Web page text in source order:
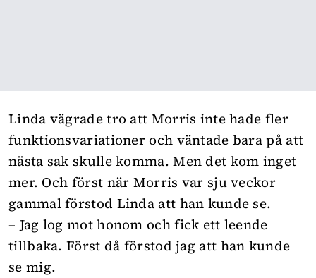
Linda vägrade tro att Morris inte hade fler
funktionsvariationer och väntade bara på att
nästa sak skulle komma. Men det kom inget
mer. Och först när Morris var sju veckor
gammal förstod Linda att han kunde se.
– Jag log mot honom och fick ett leende
tillbaka. Först då förstod jag att han kunde
se mig.